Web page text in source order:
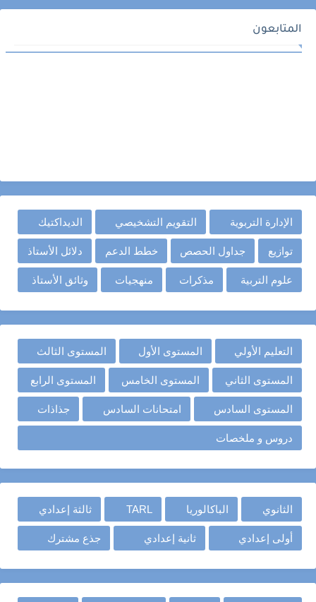
المتابعون
الإدارة التربوية التقويم التشخيصي الديداكتيك
توازيع جداول الحصص خطط الدعم دلائل الأستاذ
علوم التربية مذكرات منهجيات وثائق الأستاذ
التعليم الأولي المستوى الأول المستوى الثالث
المستوى الثاني المستوى الخامس المستوى الرابع
المستوى السادس امتحانات السادس جذاذات
دروس و ملخصات
الثانوي الباكالوريا TARL ثالثة إعدادي
أولى إعدادي ثانية إعدادي جذع مشترك